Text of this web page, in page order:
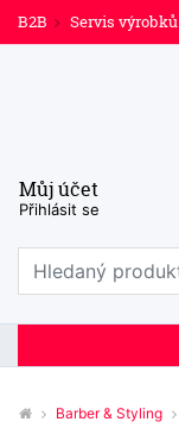
B2B Servis výrobků
Můj účet
Přihlásit se
Prohledat web
Barber & Styling